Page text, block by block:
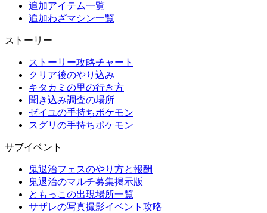
追加アイテム一覧
追加わざマシン一覧
ストーリー
ストーリー攻略チャート
クリア後のやり込み
キタカミの里の行き方
聞き込み調査の場所
ゼイユの手持ちポケモン
スグリの手持ちポケモン
サブイベント
鬼退治フェスのやり方と報酬
鬼退治のマルチ募集掲示版
ともっこの出現場所一覧
サザレの写真撮影イベント攻略